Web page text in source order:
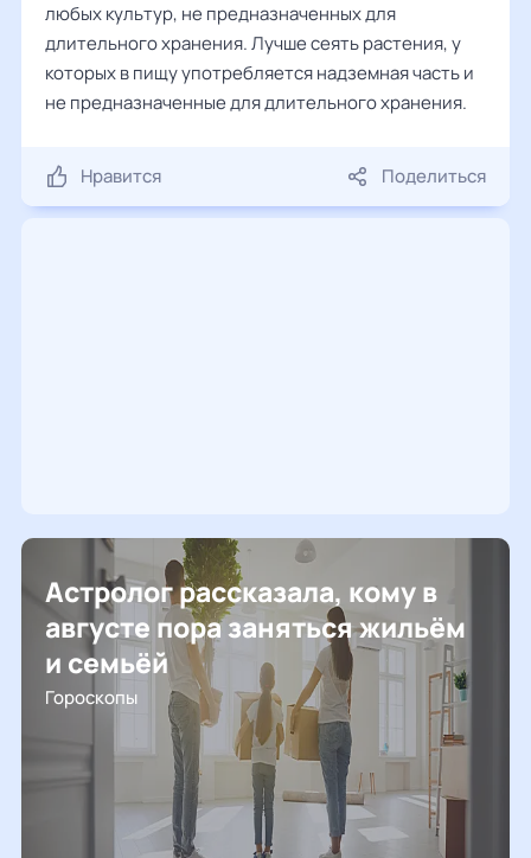
любых культур, не предназначенных для
длительного хранения. Лучше сеять растения, у
которых в пищу употребляется надземная часть и
не предназначенные для длительного хранения.
Нравится Поделиться
Астролог рассказала, кому в
августе пора заняться жильём
и семьёй
Гороскопы